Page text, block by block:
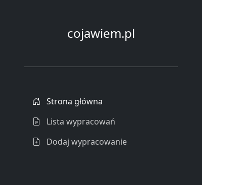
cojawiem.pl
Strona główna
Lista wypracowań
Dodaj wypracowanie